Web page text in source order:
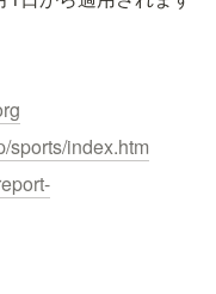
sports/index.htm